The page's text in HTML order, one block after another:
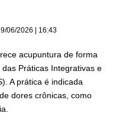
06/2026 | 16:43
acupuntura de forma
Práticas Integrativas e
A prática é indicada
dores crônicas, como